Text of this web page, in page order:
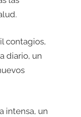
contagios,
diario, un
intensa, un